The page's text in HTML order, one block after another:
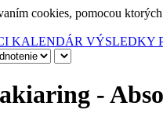
cookies, pomocou
KALENDÁR VÝSLEDKY
-